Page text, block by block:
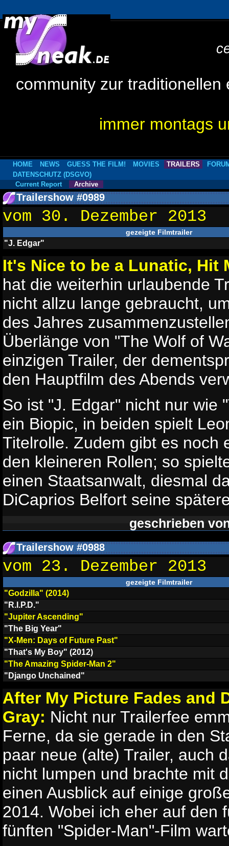
community zur
immer montags
HOME NEWS GUESS THE FILM! MOVIES TRAILERS
DATENSCHUTZ (DSGVO)
Current Report
Archive
Trailershow #0989
vom 30. Dezember 2013
gezeigte Filmtrailer
"J. Edgar"
It's Nice to be a Lunatic, Hit
hat die weiterhin urlaubende
nicht allzu lange gebraucht,
des Jahres
Überlänge von "The Wolf of
einzigen Trailer, der
den Hauptfilm des Abends
So ist "J. Edgar" nicht nur wie
ein Biopic, in beiden spielt
Titelrolle. Zudem gibt es noch
den kleineren Rollen; so
einen Staatsanwalt, diesmal
DiCaprios Belfort seine
geschrieben
Trailershow #0988
vom 23. Dezember 2013
gezeigte Filmtrailer
"Godzilla" (2014)
"R.I.P.D."
"Jupiter Ascending"
"The Big Year"
"X-Men: Days of Future Past"
"That's My Boy" (2012)
"The Amazing Spider-Man 2"
"Django Unchained"
After My Picture Fades and
Gray: Nicht nur Trailerfee
Ferne, da sie gerade in den
paar neue (alte) Trailer, auch
nicht lumpen und brachte mit
einen Ausblick auf einige
2014. Wobei ich eher auf den
fünften "Spider-Man"-Film